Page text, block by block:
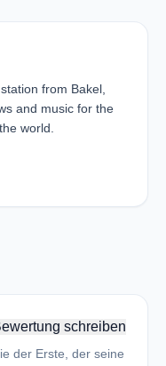
from Bakel,
and music for the
world.
schreiben
der Erste, der seine